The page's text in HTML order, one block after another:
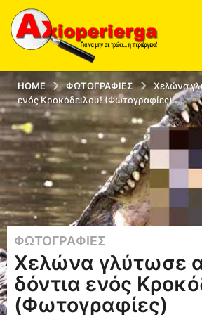
HOME ΦΩΤΟΓΡΑΦΊΕΣ
Χελώνα
ενός Κροκόδειλου! (Φωτογραφίες)
1
2
έ
τ
η
ΦΩΤΟΓΡΑΦΊΕΣ
Χελώνα γλύτωσε
δόντια ενός
(Φωτογραφίες)